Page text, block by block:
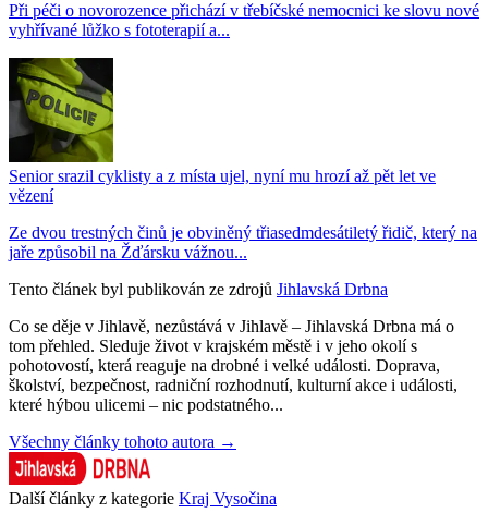
Při péči o novorozence přichází v třebíčské nemocnici ke slovu nové
vyhřívané lůžko s fototerapií a...
Senior srazil cyklisty a z místa ujel, nyní mu hrozí až pět let ve
vězení
Ze dvou trestných činů je obviněný třiasedmdesátiletý řidič, který na
jaře způsobil na Žďársku vážnou...
Tento článek byl publikován ze zdrojů Jihlavská Drbna
Co se děje v Jihlavě, nezůstává v Jihlavě – Jihlavská Drbna má o
tom přehled. Sleduje život v krajském městě i v jeho okolí s
pohotovostí, která reaguje na drobné i velké události. Doprava,
školství, bezpečnost, radniční rozhodnutí, kulturní akce i události,
které hýbou ulicemi – nic podstatného...
Všechny články tohoto autora →
Další články z kategorie Kraj Vysočina